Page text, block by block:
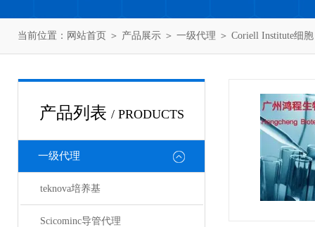
当前位置： 网站首页 ＞ 产品展示 ＞ 一级代理 ＞ Coriell Institute细胞
产品列表 / PRODUCTS
一级代理
teknova培养基
Scicominc导管代理